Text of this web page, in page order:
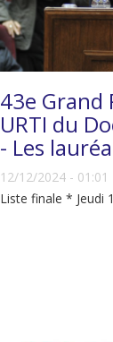
43e
URTI du
- Les
12/12/2024 - 01:01
Liste finale * Jeudi